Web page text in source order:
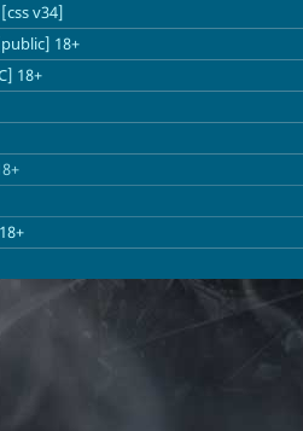
v34]
18+
18+